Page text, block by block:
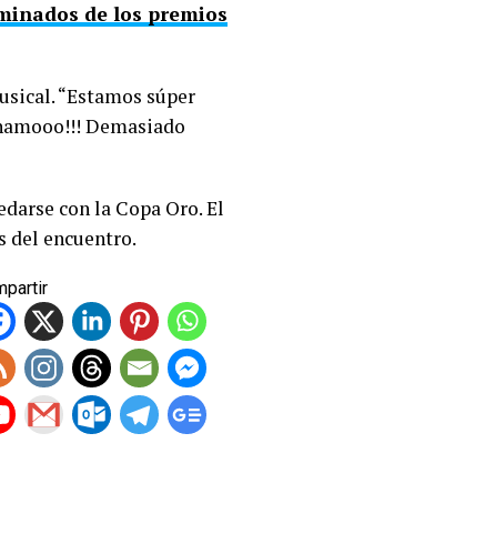
de los premios
“Estamos súper
Demasiado
con la Copa Oro. El
del encuentro.